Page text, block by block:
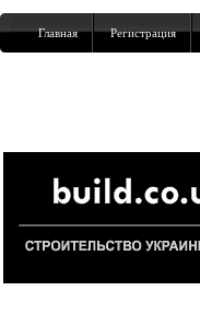
Главная Регистрация